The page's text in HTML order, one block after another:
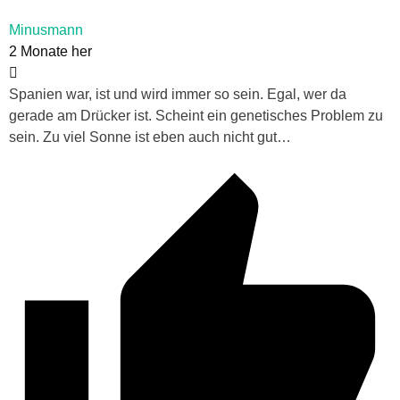
Minusmann
2 Monate her
Spanien war, ist und wird immer so sein. Egal, wer da
gerade am Drücker ist. Scheint ein genetisches Problem zu
sein. Zu viel Sonne ist eben auch nicht gut…